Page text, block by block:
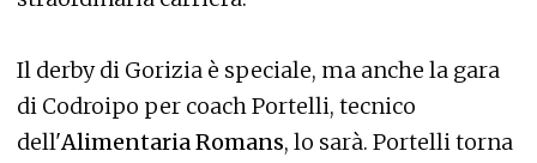
Il derby di Gorizia è speciale, ma anche la gara
di Codroipo per coach Portelli, tecnico
dell'Alimentaria Romans, lo sarà. Portelli torna